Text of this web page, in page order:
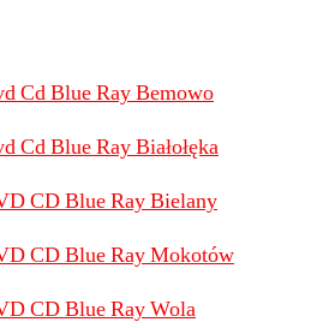
Cd Blue Ray Bemowo
Cd Blue Ray Białołęka
CD Blue Ray Bielany
CD Blue Ray Mokotów
CD Blue Ray Wola